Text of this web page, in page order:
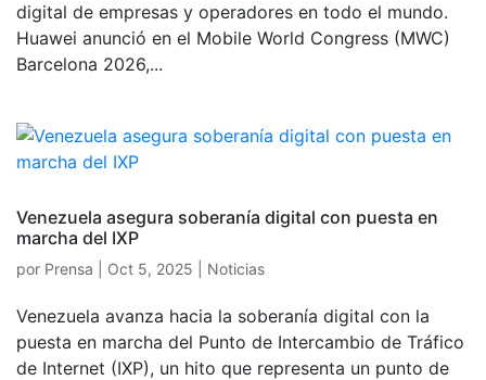
digital de empresas y operadores en todo el mundo.
Huawei anunció en el Mobile World Congress (MWC)
Barcelona 2026,...
Venezuela asegura soberanía digital con puesta en
marcha del IXP
por Prensa Oct 5, 2025 Noticias
Venezuela avanza hacia la soberanía digital con la
puesta en marcha del Punto de Intercambio de Tráfico
de Internet (IXP), un hito que representa un punto de